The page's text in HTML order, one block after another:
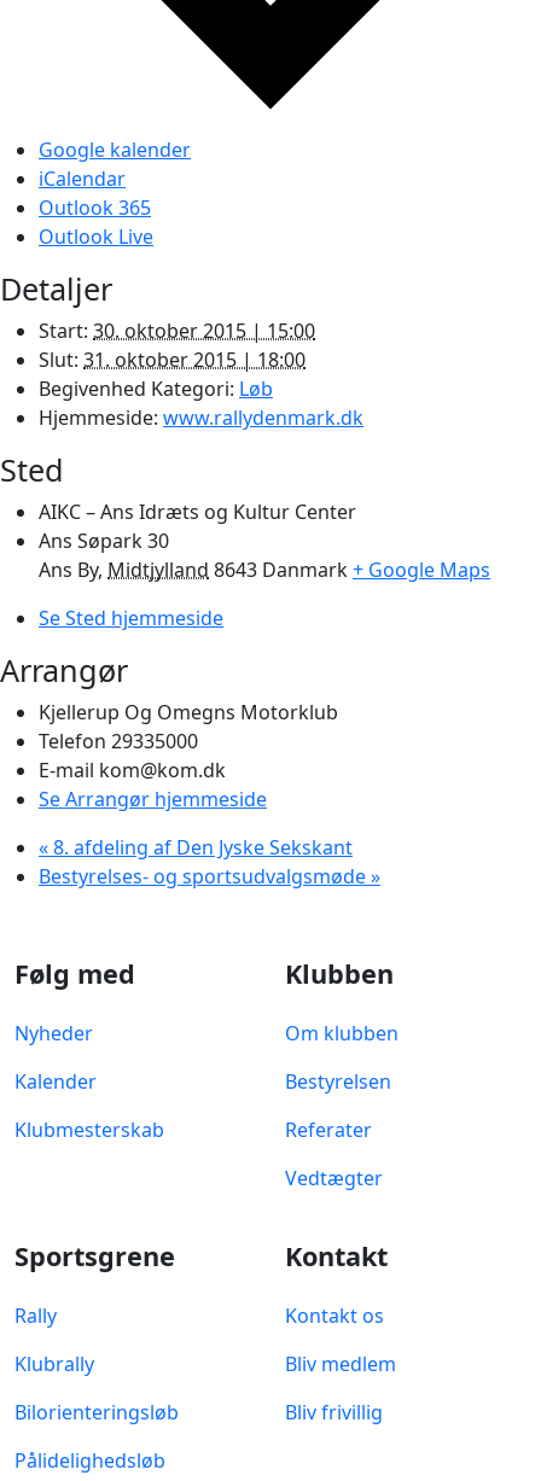
Google kalender
iCalendar
Outlook 365
Outlook Live
Detaljer
Start: 30. oktober 2015 | 15:00
Slut: 31. oktober 2015 | 18:00
Begivenhed Kategori: Løb
Hjemmeside: www.rallydenmark.dk
Sted
AIKC – Ans Idræts og Kultur Center
Ans Søpark 30
Ans By, Midtjylland8643 Danmark+ Google Maps
Se Sted hjemmeside
Arrangør
Kjellerup Og Omegns Motorklub
Telefon 29335000
E-mail kom@kom.dk
Se Arrangør hjemmeside
«8. afdeling af Den Jyske Sekskant
Bestyrelses- og sportsudvalgsmøde»
Følg med
Nyheder
Kalender
Klubmesterskab
Klubben
Om klubben
Bestyrelsen
Referater
Vedtægter
Sportsgrene
Rally
Klubrally
Bilorienteringsløb
Pålidelighedsløb
Kontakt
Kontakt os
Bliv medlem
Bliv frivillig